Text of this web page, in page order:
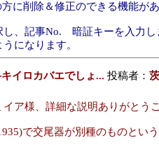
方に削除＆修正のできる機能が
し、記事No. 暗証キーを入力し
になります。
イロカバエでしょ... 投稿者：
イア様、詳細な説明ありがとう
で交尾器が別種のものとい